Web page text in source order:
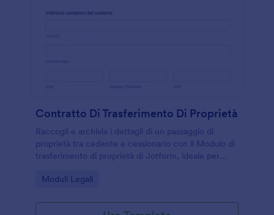
Contratto Di Trasferimento Di Proprietà
Raccogli e archivia i dettagli di un passaggio di
proprietà tra cedente e cessionario con il Modulo di
trasferimento di proprietà di Jotform, ideale per
e documentazione di raccolta dati.
Go to Category:
Moduli Legali